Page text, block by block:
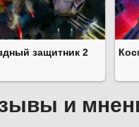
защитник 2
и